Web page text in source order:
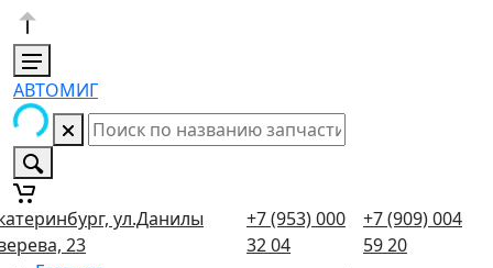
АВТОМИГ
ул.Данилы
23
+7 (953) 000
32 04
+7 (909) 004
59 20